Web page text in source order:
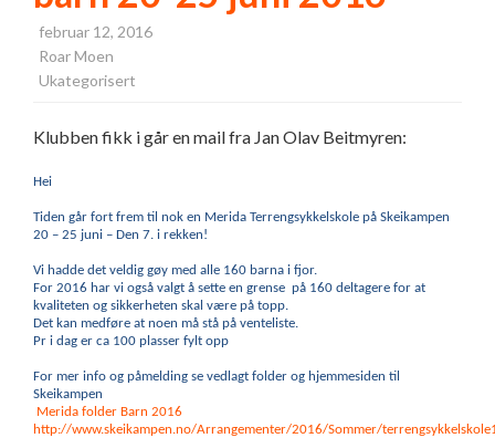
februar 12, 2016
Roar Moen
Ukategorisert
Klubben fikk i går en mail fra Jan Olav Beitmyren:
Hei
Tiden går fort frem til nok en Merida Terrengsykkelskole på Skeikampen
20 – 25 juni – Den 7. i rekken!
Vi hadde det veldig gøy med alle 160 barna i fjor.
For 2016 har vi også valgt å sette en grense på 160 deltagere for at
kvaliteten og sikkerheten skal være på topp.
Det kan medføre at noen må stå på venteliste.
Pr i dag er ca 100 plasser fylt opp
For mer info og påmelding se vedlagt folder og hjemmesiden til
Skeikampen
Merida folder Barn 2016
http://www.skeikampen.no/Arrangementer/2016/Sommer/